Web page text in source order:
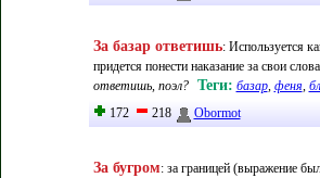
За базар ответишь: Используется
придется понести наказание за свои
ответишь, поэл?
Теги: базар, феня,
172
218 Obormot
За бугром: за границей (выражение